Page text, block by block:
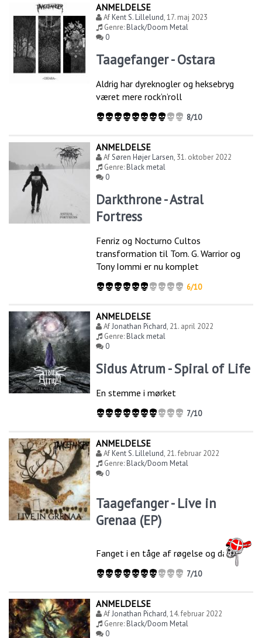
ANMELDELSE
AfKent S. Lillelund,17. maj 2023
Genre:Black/Doom Metal
0
Taagefanger - Ostara
Aldrig har dyreknogler og heksebryg
været mere rock’n’roll
8/10
ANMELDELSE
AfSøren Højer Larsen, 31. oktober 2022
Genre:Black metal
0
Darkthrone - Astral
Fortress
Fenriz og Nocturno Cultos
transformation til Tom. G. Warrior og
Tony Iommi er nu komplet
6/10
ANMELDELSE
AfJonathan Pichard, 21. april 2022
Genre:Black metal
0
Sidus Atrum - Spiral of Life
En stemme i mørket
7/10
ANMELDELSE
AfKent S. Lillelund, 21. februar 2022
Genre:Black/Doom Metal
0
Taagefanger - Live in
Grenaa (EP)
Fanget i en tåge af røgelse og dækrøg
7/10
ANMELDELSE
AfJonathan Pichard,14. februar 2022
Genre:Black/Doom Metal
0